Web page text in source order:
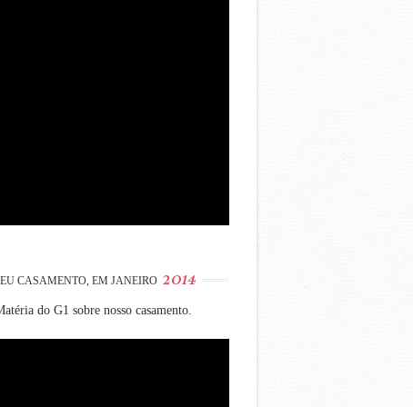
CASAMENTO, EM JANEIRO 2014
do G1 sobre nosso casamento.